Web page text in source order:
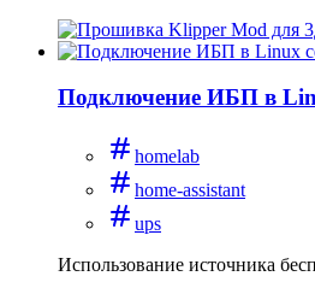
Подключение ИБП в
homelab
home-assistant
ups
Использование источника